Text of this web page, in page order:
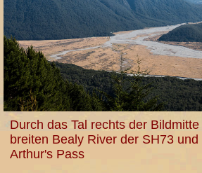
Durch das Tal rechts der
breiten Bealy River der SH73
Arthur's Pass